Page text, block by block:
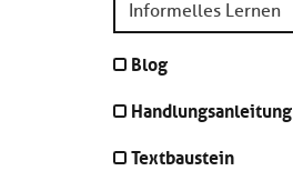
Blog
Handlungsanleitung
Textbaustein